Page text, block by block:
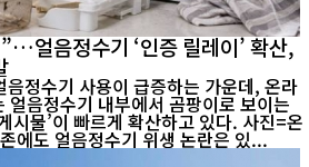
얼음정수기 ‘인증 릴레이’ 확산,
정수기 사용이 급증하는 가운데, 온라
얼음정수기 내부에서 곰팡이로 보이는
’이 빠르게 확산하고 있다. 사진=온
커뮤니티 갈무리 기존에도 얼음정수기 위생 논란은 있...